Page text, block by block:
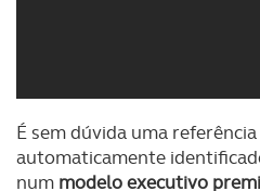
É sem dúvida uma
automaticamente
num modelo executivo